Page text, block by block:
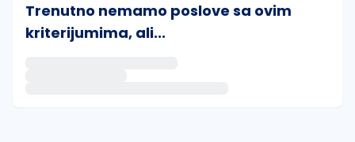
Trenutno nemamo poslove sa ovim
kriterijumima, ali...